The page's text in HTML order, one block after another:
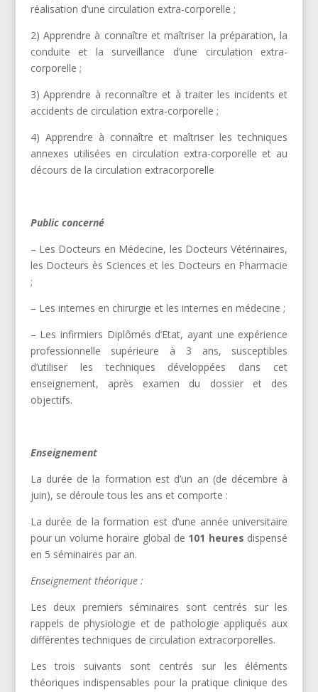
réalisation d’une circulation extra-corporelle ;
2) Apprendre à connaître et maîtriser la préparation, la
conduite et la surveillance d’une circulation extra-
corporelle ;
3) Apprendre à reconnaître et à traiter les incidents et
accidents de circulation extra-corporelle ;
4) Apprendre à connaître et maîtriser les techniques
annexes utilisées en circulation extra-corporelle et au
décours de la circulation extracorporelle
Public concerné
– Les Docteurs en Médecine, les Docteurs Vétérinaires,
les Docteurs ès Sciences et les Docteurs en Pharmacie
;
– Les internes en chirurgie et les internes en médecine ;
– Les infirmiers Diplômés d’Etat, ayant une expérience
professionnelle supérieure à 3 ans, susceptibles
d’utiliser les techniques développées dans cet
enseignement, après examen du dossier et des
objectifs.
Enseignement
La durée de la formation est d’un an (de décembre à
juin), se déroule tous les ans et comporte :
La durée de la formation est d’une année universitaire
pour un volume horaire global de 101 heures dispensé
en 5 séminaires par an.
Enseignement théorique :
Les deux premiers séminaires sont centrés sur les
rappels de physiologie et de pathologie appliqués aux
différentes techniques de circulation extracorporelles.
Les trois suivants sont centrés sur les éléments
théoriques indispensables pour la pratique clinique des